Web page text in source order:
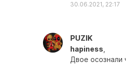
30.06.2021, 22:17
PUZIK
hapiness
Двое осознали